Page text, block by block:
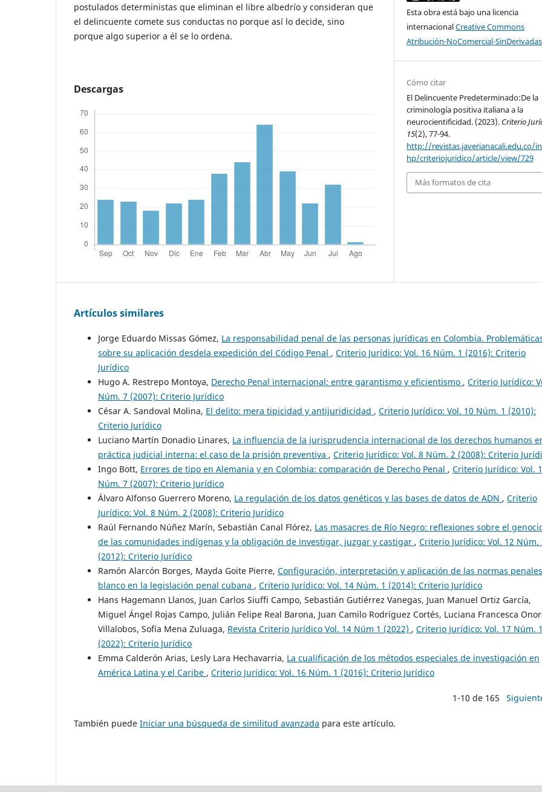
postulados deterministas que eliminan el libre albedrío y consideran que
el delincuente comete sus conductas no porque así lo decide, sino
porque algo superior a él se lo ordena.
Descargas
Esta obra está bajo una licencia
internacionalCreative Commons
Atribución-NoComercial-
Cómo citar
El Delincuente Predeterminado:De la
criminología positiva italiana a la
neurocientificidad. (2023). Criterio
15(2), 77-94.
http://revistas.javerianacali.edu.co/
hp/criteriojuridico/article/view/729
Más formatos de cita
Artículos similares
Jorge Eduardo Missas Gómez, La responsabilidad penal de las personas jurídicas en Colombia.
sobre su aplicación desdela expedición del Código Penal , Criterio Jurídico: Vol. 16 Núm. 1 (2016): Criterio
Jurídico
Hugo A. Restrepo Montoya, Derecho Penal internacional: entre garantismo y eficientismo , Criterio Jurídico:
Núm. 7 (2007): Criterio Jurídico
César A. Sandoval Molina, El delito: mera tipicidad y antijuridicidad , Criterio Jurídico: Vol. 10 Núm. 1 (2010):
Criterio Jurídico
Luciano Martín Donadio Linares, La influencia de la jurisprudencia internacional de los derechos humanos
práctica judicial interna: el caso de la prisión preventiva , Criterio Jurídico: Vol. 8 Núm. 2 (2008): Criterio
Ingo Bott, Errores de tipo en Alemania y en Colombia: comparación de Derecho Penal , Criterio Jurídico: Vol. 1
Núm. 7 (2007): Criterio Jurídico
Álvaro Alfonso Guerrero Moreno, La regulación de los datos genéticos y las bases de datos de ADN , Criterio
Jurídico: Vol. 8 Núm. 2 (2008): Criterio Jurídico
Raúl Fernando Núñez Marín, Sebastián Canal Flórez, Las masacres de Río Negro: reflexiones sobre el
de las comunidades indígenas y la obligación de investigar, juzgar y castigar , Criterio Jurídico: Vol. 12 Núm.
(2012): Criterio Jurídico
Ramón Alarcón Borges, Mayda Goite Pierre, Configuración, interpretación y aplicación de las normas
blanco en la legislación penal cubana , Criterio Jurídico: Vol. 14 Núm. 1 (2014): Criterio Jurídico
Hans Hagemann Llanos, Juan Carlos Siuffi Campo, Sebastián Gutiérrez Vanegas, Juan Manuel Ortiz García,
Miguel Ángel Rojas Campo, Julián Felipe Real Barona, Juan Camilo Rodríguez Cortés, Luciana Francesca
Villalobos, Sofía Mena Zuluaga, Revista Criterio Jurídico Vol. 14 Núm 1 (2022) , Criterio Jurídico: Vol. 17 Núm. 1
(2022): Criterio Jurídico
Emma Calderón Arias, Lesly Lara Hechavarria, La cualificación de los métodos especiales de investigación en
América Latina y el Caribe , Criterio Jurídico: Vol. 16 Núm. 1 (2016): Criterio Jurídico
1-10 de 165
También puede Iniciar una búsqueda de similitud avanzada para este artículo.